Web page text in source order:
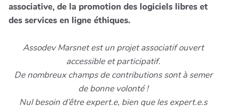
associative, de la promotion des logiciels libres et
des services en ligne éthiques.
Assodev Marsnet est un projet associatif ouvert
accessible et participatif.
De nombreux champs de contributions sont à semer
de bonne volonté !
Nul besoin d’être expert.e, bien que les expert.e.s